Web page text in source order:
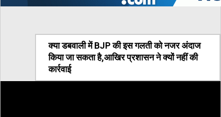
क्या डबवाली में BJP की इस गलती को नजर अंदाज
किया जा सकता है,आखिर प्रशासन ने क्यों नहीं की
कार्रवाई